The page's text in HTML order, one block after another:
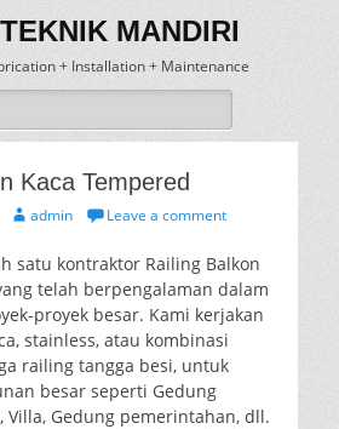
MANDIRI
+ Installation + Maintenance
Kaca Tempered
Author
admin Leave a comment
satu kontraktor Railing Balkon
telah berpengalaman dalam
proyek besar. Kami kerjakan
stainless, atau kombinasi
railing tangga besi, untuk
besar seperti Gedung
Villa, Gedung pemerintahan, dll.